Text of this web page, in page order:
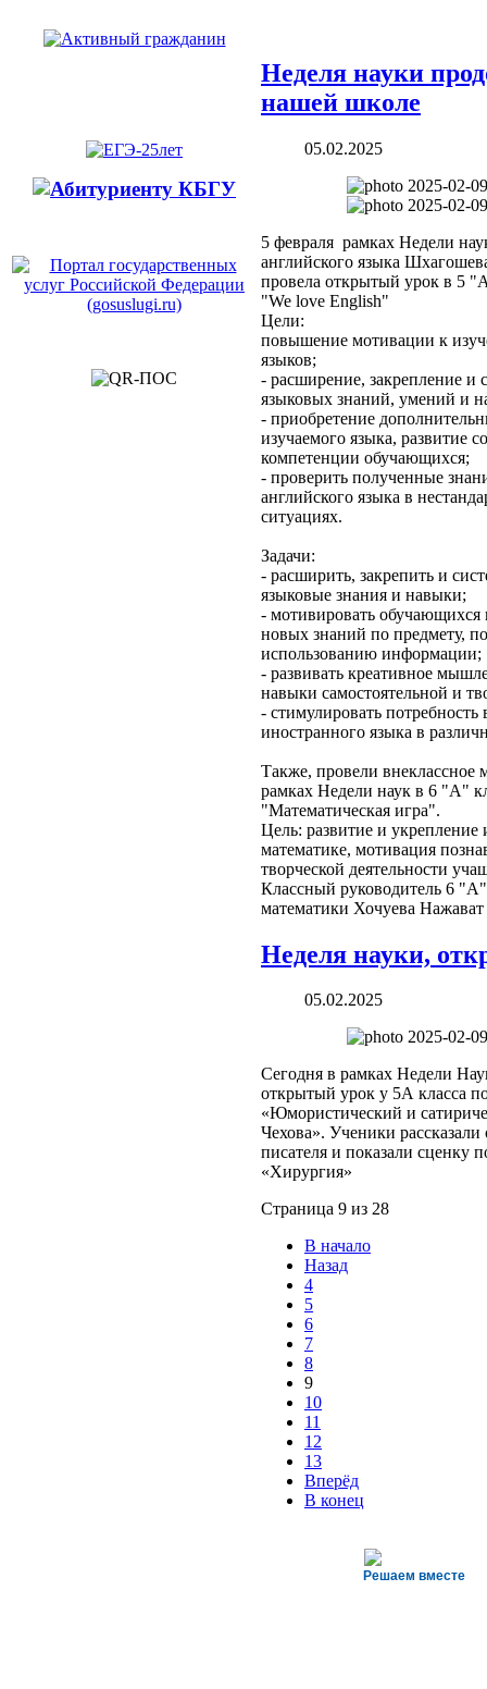
Неделя науки
нашей школе
05.02.2025
5 февраля рамках Недели
английского языка
провела открытый урок в 5
"We love English"
Цели:
повышение мотивации к
языков;
- расширение, закрепление и
языковых знаний, умений и
- приобретение
изучаемого языка, развитие
компетенции обучающихся;
- проверить полученные
английского языка в
ситуациях.
Задачи:
- расширить, закрепить и
языковые знания и навыки;
- мотивировать
новых знаний по предмету,
использованию информации;
- развивать креативное
навыки самостоятельной и
- стимулировать потребность
иностранного языка в
Также, провели внеклассное
рамках Недели наук в 6 "А"
"Математическая игра".
Цель: развитие и укрепление
математике, мотивация
творческой деятельности
Классный руководитель 6
математики Хочуева
Неделя науки,
05.02.2025
Сегодня в рамках Недели
открытый урок у 5А класса
«Юмористический и
Чехова». Ученики рассказали
писателя и показали сценку
«Хирургия»
Страница 9 из 28
В начало
Назад
4
5
6
7
8
9
10
11
12
13
Вперёд
В конец
Решаем вместе